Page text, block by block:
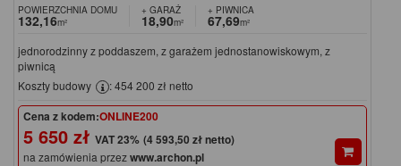
POWIERZCHNIA DOMU
132,16m²
+ GARAŻ
18,90m²
+ PIWNICA
67,69m²
jednorodzinny z poddaszem, z garażem jednostanowiskowym, z
piwnicą
Koszty budowy
: 454 200 zł netto
Cena z kodem:ONLINE200
5 650 zł (4 593,50 zł netto)
na zamówienia przezwww.archon.pl